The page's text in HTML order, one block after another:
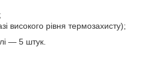
високого рівня термозахисту);
— 5 штук.